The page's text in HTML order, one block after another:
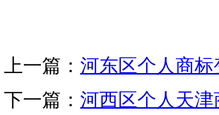
上一篇： 河东区个人商
下一篇： 河西区个人天